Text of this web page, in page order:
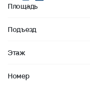
Площадь
Подъезд
Этаж
Номер